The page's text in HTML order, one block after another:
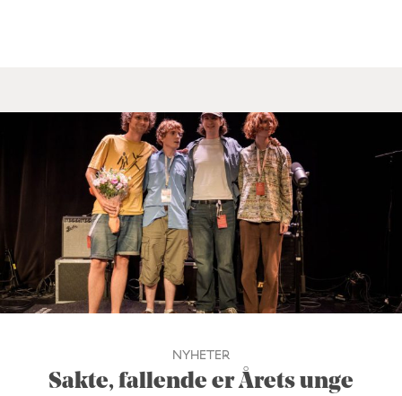
NYHETER
Sakte, fallende er Årets unge